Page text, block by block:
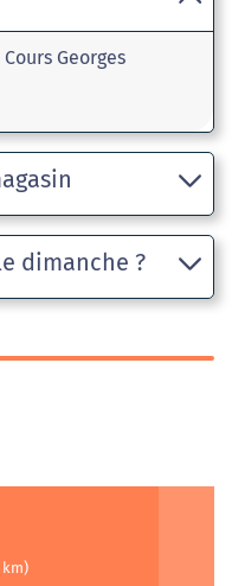
Georges
dimanche ?
km)